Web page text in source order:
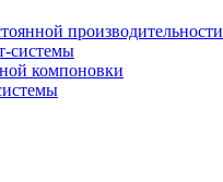
производительности
системы
компоновки